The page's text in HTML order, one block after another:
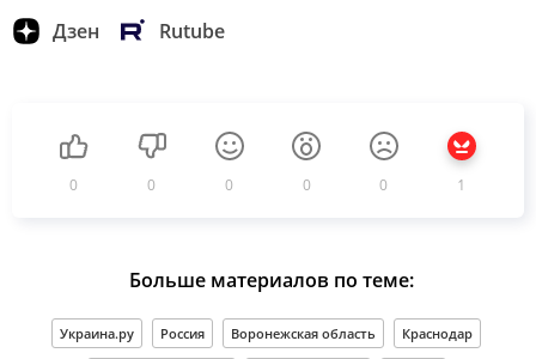
Дзен Rutube
0 0 0 0 0 1
Больше материалов по теме:
Украина.ру Россия Воронежская область Краснодар